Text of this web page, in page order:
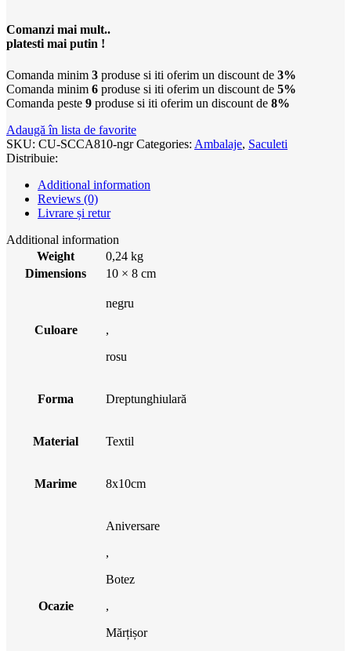
Comanzi mai mult..
platesti mai putin !
Comanda minim 3 produse si iti oferim un discount de 3%
Comanda minim 6 produse si iti oferim un discount de 5%
Comanda peste 9 produse si iti oferim un discount de 8%
Adaugă în lista de favorite
SKU: CU-SCCA810-ngrCategories: Ambalaje, Saculeti
Distribuie:
Additional information
Reviews (0)
Livrare și retur
Additional information
Weight
0,24 kg
Dimensions
10 × 8 cm
Culoare
negru
,
rosu
Forma Dreptunghiulară
Material Textil
Marime 8x10cm
Ocazie
Aniversare
,
Botez
,
Mărțișor